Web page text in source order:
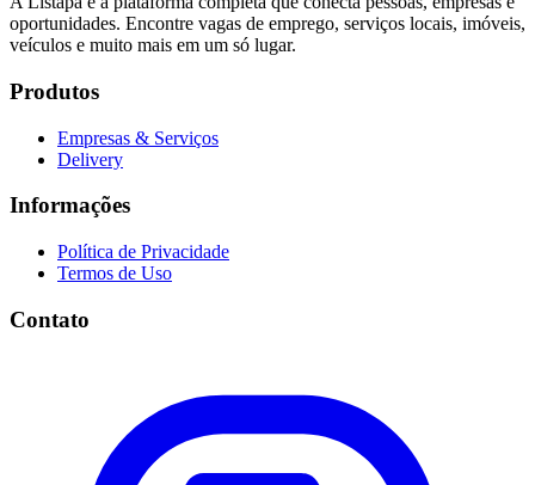
oportunidades. Encontre vagas de emprego, serviços locais, imóveis,
veículos e muito mais em um só lugar.
Produtos
Empresas & Serviços
Delivery
Informações
Política de Privacidade
Termos de Uso
Contato